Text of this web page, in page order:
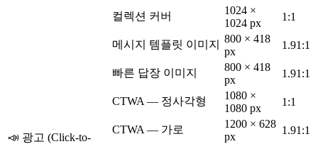
컬렉션 커버
1024 ×
1024 px
1:1
메시지 템플릿 이미지
800 × 418
px
1.91:1
빠른 답장 이미지
800 × 418
px
1.91:1
📣 광고 (Click-to-
CTWA — 정사각형
1080 ×
1080 px
1:1
CTWA — 가로
1200 × 628
px
1.91:1